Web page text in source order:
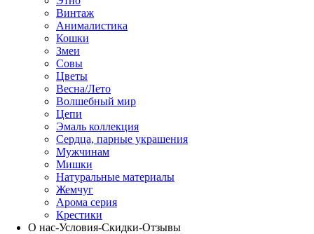
Винтаж
Анималистика
Кошки
Змеи
Совы
Цветы
Весна/Лето
Волшебный мир
Цепи
Эмаль коллекция
Сердца, парные украшения
Мужчинам
Мишки
Натуральные материалы
Жемчуг
Арома серия
Крестики
О нас-Условия-Скидки-Отзывы